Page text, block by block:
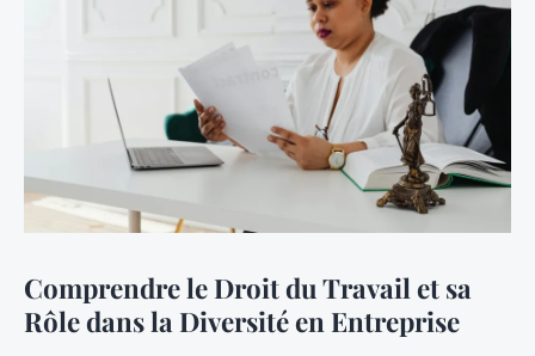
Comprendre le Droit du Travail et sa
Rôle dans la Diversité en Entreprise